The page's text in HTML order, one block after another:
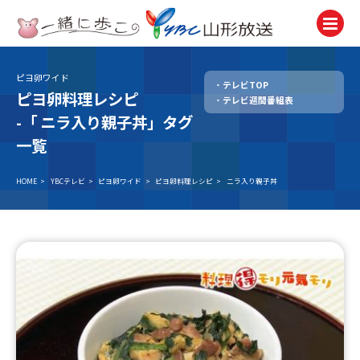
テレビ
TV
ニュース
アナウンサー
イベント
Event
試写会・プレゼント
Present
ピヨ卵ワイド
ピヨ卵料理レシピ
-「ニラ入り親子丼」タグ
一覧
テレビTOP
テレビ週間番組表
HOME > YBCテレビ > ピヨ卵ワイド > ピヨ卵料理レシピ > ニラ入り親子丼